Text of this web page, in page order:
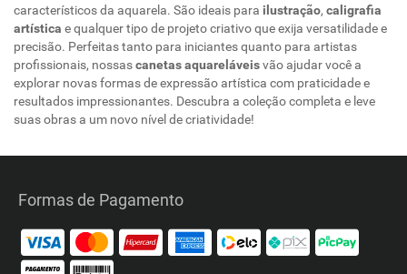
característicos da aquarela. São ideais para ilustração, caligrafia
artística e qualquer tipo de projeto criativo que exija versatilidade e
precisão. Perfeitas tanto para iniciantes quanto para artistas
profissionais, nossascanetas aquareláveisvão ajudar você a
explorar novas formas de expressão artística com praticidade e
resultados impressionantes. Descubra a coleção completa e leve
suas obras a um novo nível de criatividade!
Formas de Pagamento